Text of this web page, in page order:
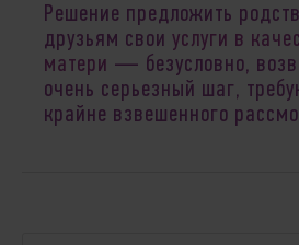
Решение предложить
друзьям свои услуги в
матери ― безусловно,
очень серьезный шаг,
крайне взвешенного